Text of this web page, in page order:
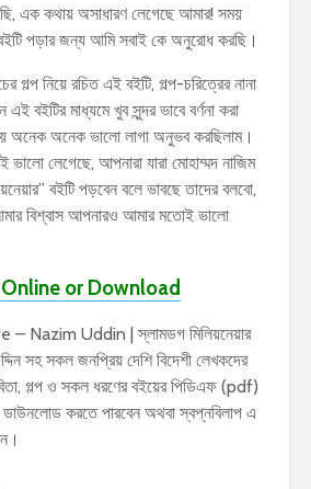
এক কথায় অসাধারণ লেগেছে আমার! সময়
পড়ার জন্য আমি সবাই কে অনুরোধ করছি।
গল্প নিয়ে রচিত এই বইটি, গল্প-চরিত্রের নানা
এই বইটির মাধ্যমে খুব সুন্দর ভাবে বর্ণনা করা
অনেক অনেক ভালো লাগা অনুভব করছিলাম।
লেগেছে, আপনারা যারা মোহাম্মদ নাজিম
বইটি পড়বেন বলে ভাবছে তাদের বলবো,
বিশ্বাস আপনারও আমার মতোই ভালো
or Download
Nazim Uddin | স্লামডগ মিলিয়নেয়ার
সহ সকল জনপ্রিয় দেশি বিদেশী লেখকদের
গল্প ও সকল ধরণের বইয়ের পিডিএফ (pdf)
করতে পারবেন অথবা স্বপ্নবিলাপ এ